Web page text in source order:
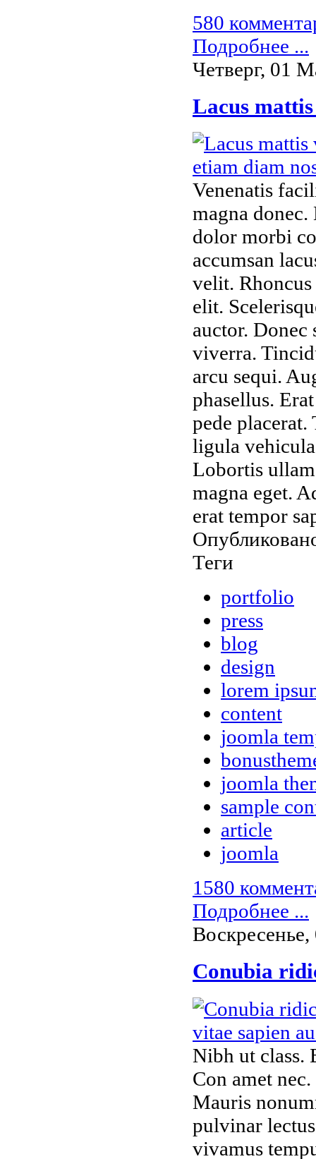
580
Подробнее ...
Четверг, 01
Lacus
Venenatis
magna
dolor morbi
accumsan
velit.
elit.
auctor. Donec
viverra.
arcu sequi.
phasellus.
pede
ligula
Lobortis
magna eget.
erat tempor
Теги
portfolio
press
blog
design
lorem
content
joomla
joomla
sample
article
joomla
1580
Подробнее ...
Conubia
Nibh ut class.
Con amet
Mauris
pulvinar
vivamus